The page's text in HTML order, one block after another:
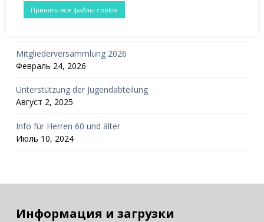
Mixedturnier 2026
Mitgliederversammlung 2026
Февраль 24, 2026
Unterstützung der Jugendabteilung
Август 2, 2025
Info für Herren 60 und älter
Июль 10, 2024
Информация и загрузки
Принять все файлы cookie